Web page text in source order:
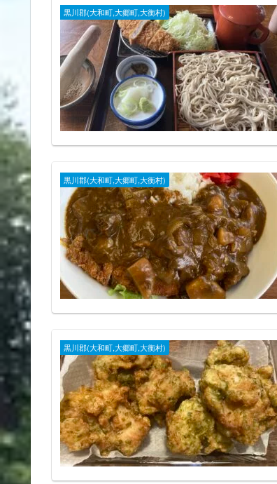
黒川郡(大和町,大郷町,大衡村)
黒川郡(大和町,大郷町,大衡村)
黒川郡(大和町,大郷町,大衡村)